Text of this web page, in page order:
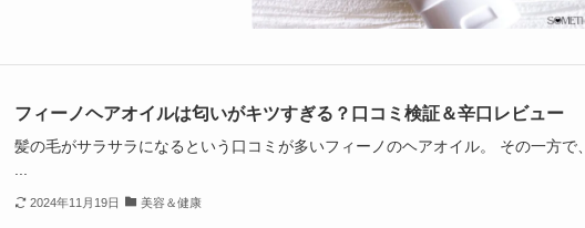
フィーノヘアオイルは匂いがキツすぎる？口コミ検証＆辛口レビュー
髪の毛がサラサラになるという口コミが多いフィーノのヘアオイル。 その一方で、
...
2024年11月19日 美容＆健康